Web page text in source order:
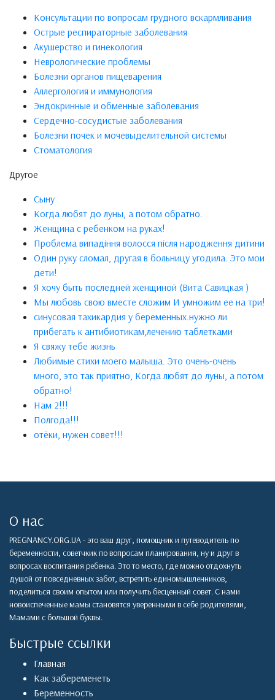
Консультации по вопросам грудного вскармливания
Острые респираторные заболевания
Акушерство и гинекология
Неврологические проблемы
Болезни органов пищеварения
Аллергология и иммунология
Эндокринные и обменные заболевания
Сердечно-сосудистые заболевания
Болезни почек и мочевыделительной системы
Стоматология
Другое
Сыну
Когда любят до луны, а потом обратно.
Женщина с ребенком на руках!
Проблема випадіння волосся після народження дитини
Один руку сломал, другая в больницу угодила. Это мои
дети!
Я хочу быть последней женщиной (Вита Савицкая )
Мы любовь свою вместе сложим И умножим ее на три!
синусовая тахикардия у беременных.нужно ли
прибегать к антибиотикам,лечению таблетками
Я свяжу тебе жизнь
Любимые стихи моего малыша. Это очень-очень
много, это так приятно, Когда любят до луны, а потом
обратно!
Нам 2!!!
Полгода!!!
отёки, нужен совет!!!
О нас
PREGNANCY.ORG.UA - это ваш друг, помощник и путеводитель по
беременности, советчкик по вопросам планирования, ну и друг в
вопросах воспитания ребенка. Это то место, где можно отдохнуть
душой от повседневных забот, встретить единомышленников,
поделиться своим опытом или получить бесценный совет. С нами
новоиспеченные мамы становятся уверенными в себе родителями,
Мамами с большой буквы.
Быстрые ссылки
Главная
Как забеременеть
Беременность